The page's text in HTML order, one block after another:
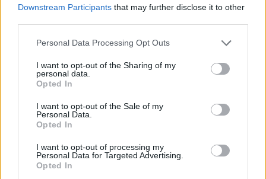
Downstream Participants that may further disclose it to other
Personal Data Processing Opt Outs
I want to opt-out of the Sharing of my
personal data.
Opted In
I want to opt-out of the Sale of my
Personal Data.
Opted In
I want to opt-out of processing my
Personal Data for Targeted Advertising.
Opted In
de basis bij FC Barcelona
Ouazane met Lionel Messi
Ajax zet grote stap richting volgende ronde na
ruime zege op Vojvodina
Dusan Tadic kijkt met bijzondere gevoelens naar
Ajax - Vojvodina